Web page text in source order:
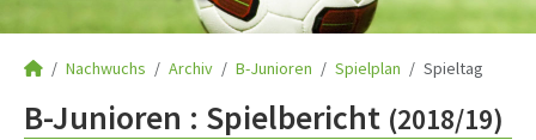
Nachwuchs Archiv B-Junioren Spielplan Spieltag
B-Junioren : Spielbericht (2018/19)